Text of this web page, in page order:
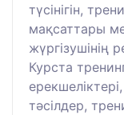
түсінігін,
мақсаттары
жүргізушінің
Курста
тәсілдер,